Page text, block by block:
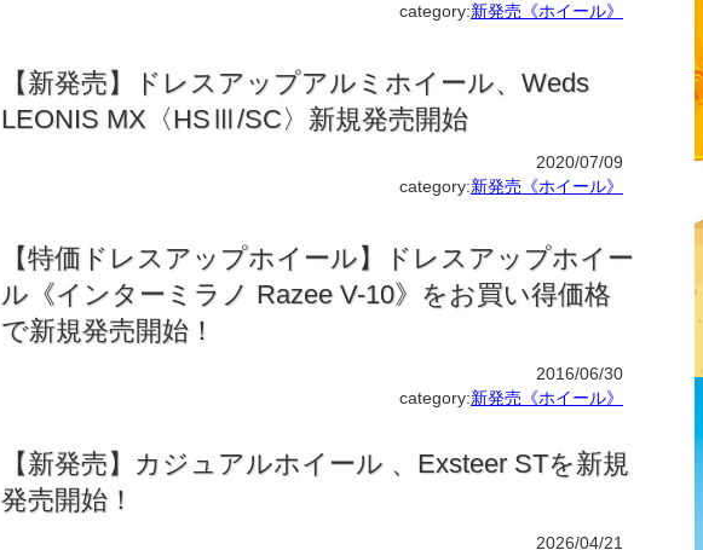
category:新発売《ホイール》
【新発売】ドレスアップアルミホイール、Weds
LEONIS MX〈HSⅢ/SC〉新規発売開始
2020/07/09
category:新発売《ホイール》
【特価ドレスアップホイール】ドレスアップホイー
ル《インターミラノ Razee V-10》をお買い得価格
で新規発売開始！
2016/06/30
category:新発売《ホイール》
【新発売】カジュアルホイール 、Exsteer STを新規
発売開始！
2026/04/21